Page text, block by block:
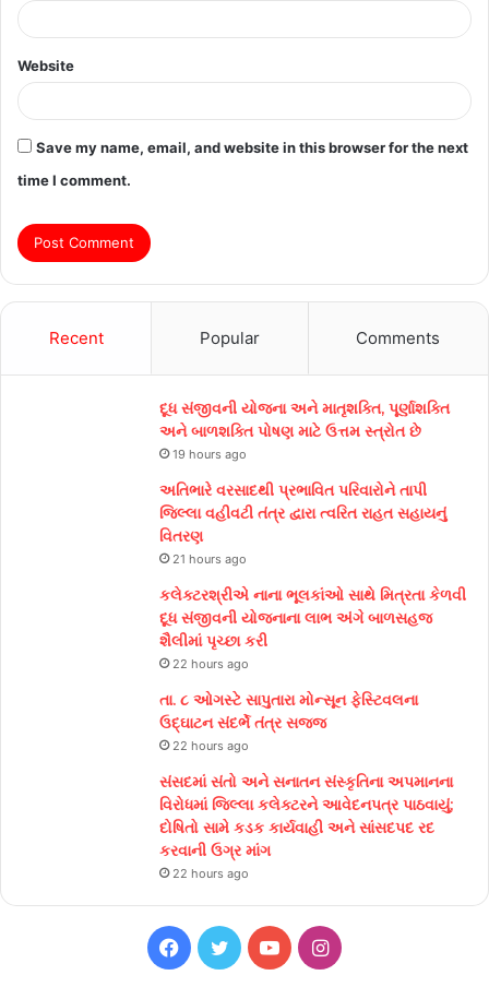
Website
Save my name, email, and website in this browser for the next
time I comment.
Recent Popular Comments
દૂધ સંજીવની યોજના અને માતૃશક્તિ, પૂર્ણાશક્તિ
અને બાળશક્તિ પોષણ માટે ઉત્તમ સ્ત્રોત છે
19 hours ago
અતિભારે વરસાદથી પ્રભાવિત પરિવારોને તાપી
જિલ્લા વહીવટી તંત્ર દ્વારા ત્વરિત રાહત સહાયનું
વિતરણ
21 hours ago
કલેક્ટરશ્રીએ નાના ભૂલકાંઓ સાથે મિત્રતા કેળવી
દૂધ સંજીવની યોજનાના લાભ અંગે બાળસહજ
શૈલીમાં પૃચ્છા કરી
22 hours ago
તા. ૮ ઓગસ્ટે સાપુતારા મોન્સૂન ફેસ્ટિવલના
ઉદ્ઘાટન સંદર્ભે તંત્ર સજ્જ
22 hours ago
સંસદમાં સંતો અને સનાતન સંસ્કૃતિના અપમાનના
વિરોધમાં જિલ્લા કલેક્ટરને આવેદનપત્ર પાઠવાયું;
દોષિતો સામે કડક કાર્યવાહી અને સાંસદપદ રદ
કરવાની ઉગ્ર માંગ
22 hours ago
Facebook
TwitterYouTubeInstagram